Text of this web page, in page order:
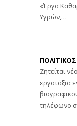
«Έργα
Υγρών,…
Ζητείται
εργοτάξια
τηλέφωνο